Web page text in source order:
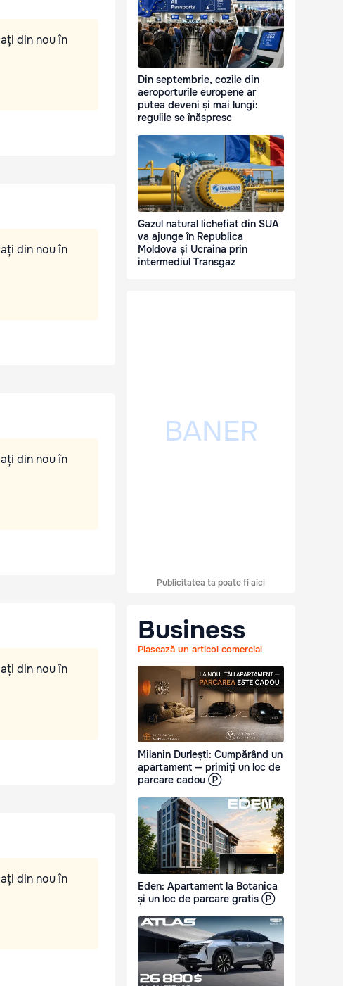
din nou în
din nou în
din nou în
din nou în
din nou în
Din septembrie, cozile din
aeroporturile europene ar
putea deveni și mai lungi:
regulile se înăspresc
Gazul natural lichefiat din SUA
va ajunge în Republica
Moldova și Ucraina prin
intermediul Transgaz
Publicitatea ta poate fi aici
Business
Plasează un articol comercial
Milanin Durlești: Cumpărând un
apartament — primiți un loc de
parcare cadou Ⓟ
Eden: Apartament la Botanica
și un loc de parcare gratis Ⓟ